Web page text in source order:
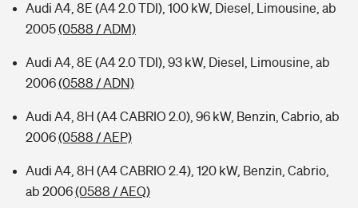
Audi A4, 8E (A4 2.0 TDI), 100 kW, Diesel, Limousine, ab
2005(0588 / ADM)
Audi A4, 8E (A4 2.0 TDI), 93 kW, Diesel, Limousine, ab
2006(0588 / ADN)
Audi A4, 8H (A4 CABRIO 2.0), 96 kW, Benzin, Cabrio, ab
2006(0588 / AEP)
Audi A4, 8H (A4 CABRIO 2.4), 120 kW, Benzin, Cabrio,
ab 2006(0588 / AEQ)